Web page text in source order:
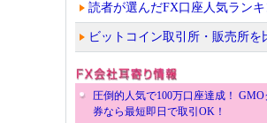
読者が選んだFX口座人気ランキ
ビットコイン取引所・販売所を
圧倒的人気で100万口座達成！
券なら最短即日で取引OK！